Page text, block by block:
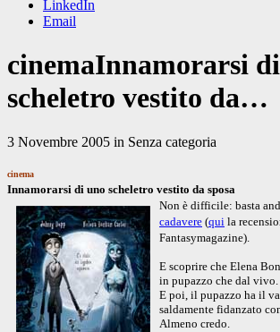
LinkedIn
Email
cinemaInnamorarsi
scheletro vestito da…
3 Novembre 2005 in Senza categoria
cinema
Innamorarsi di uno scheletro vestito da sposa
Non è difficile: basta
cadavere (qui la
Fantasymagazine).
E scoprire che Elena
in pupazzo che dal vivo.
E poi, il pupazzo ha il
saldamente fidanzato
Almeno credo.